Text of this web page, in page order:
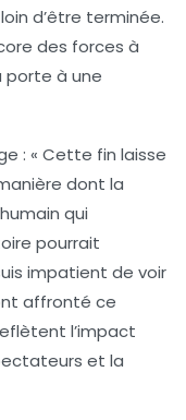
d’être terminée.
des forces à
porte à une
: « Cette fin laisse
dont la
qui
pourrait
impatient de voir
affronté ce
l’impact
et la